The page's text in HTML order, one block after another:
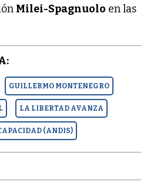
Milei-Spagnuolo en las
GUILLERMO MONTENEGRO
LA LIBERTAD AVANZA
(ANDIS)